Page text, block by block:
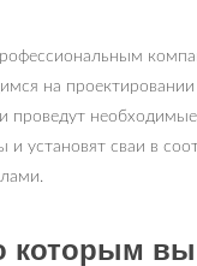
на
проведут необходимые
и установят сваи в
которым вы